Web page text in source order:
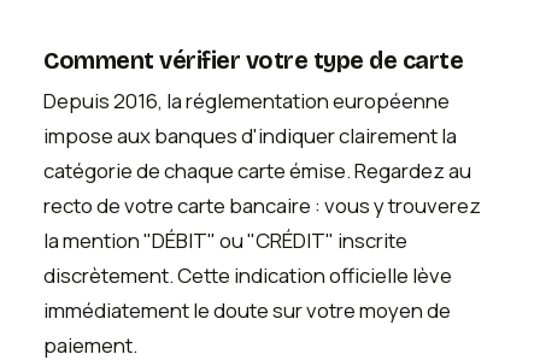
Comment vérifier votre type de carte
Depuis 2016, la réglementation européenne
impose aux banques d'indiquer clairement la
catégorie de chaque carte émise. Regardez au
recto de votre carte bancaire : vous y trouverez
la mention "DÉBIT" ou "CRÉDIT" inscrite
discrètement. Cette indication officielle lève
immédiatement le doute sur votre moyen de
paiement.